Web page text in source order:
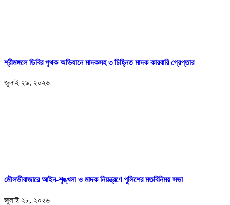
শ্রীমঙ্গলে ডিবির পৃথক অভিযানে মাদকসহ ৩ চিহ্নিত মাদক কারবারি গ্রেপ্তার
জুলাই ২৯, ২০২৬
মৌলভীবাজারে আইন-শৃঙ্খলা ও মাদক নিয়ন্ত্রণে পুলিশের মতবিনিময় সভা
জুলাই ২৮, ২০২৬